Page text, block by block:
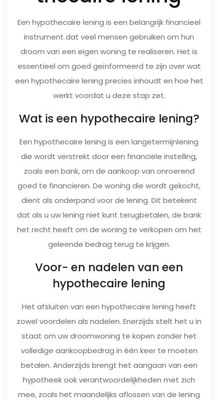
Een hypothecaire lening is een belangrijk financieel
instrument dat veel mensen gebruiken om hun
droom van een eigen woning te realiseren. Het is
essentieel om goed geïnformeerd te zijn over wat
een hypothecaire lening precies inhoudt en hoe het
werkt voordat u deze stap zet.
Wat is een hypothecaire lening?
Een hypothecaire lening is een langetermijnlening
die wordt verstrekt door een financiële instelling,
zoals een bank, om de aankoop van onroerend
goed te financieren. De woning die wordt gekocht,
dient als onderpand voor de lening. Dit betekent
dat als u uw lening niet kunt terugbetalen, de bank
het recht heeft om de woning te verkopen om het
geleende bedrag terug te krijgen.
Voor- en nadelen van een
hypothecaire lening
Het afsluiten van een hypothecaire lening heeft
zowel voordelen als nadelen. Enerzijds stelt het u in
staat om uw droomwoning te kopen zonder het
volledige aankoopbedrag in één keer te moeten
betalen. Anderzijds brengt het aangaan van een
hypotheek ook verantwoordelijkheden met zich
mee, zoals het maandelijks aflossen van de lening